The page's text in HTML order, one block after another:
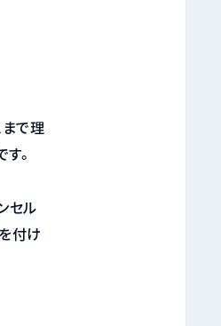
で理
。
セル
付け